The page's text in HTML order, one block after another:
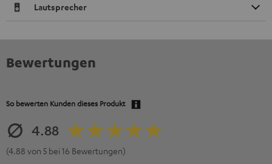
Lautsprecher
Bewertungen
So bewerten Kunden dieses Produkt
4.88
(4.88 von 5 bei 16 Bewertungen)